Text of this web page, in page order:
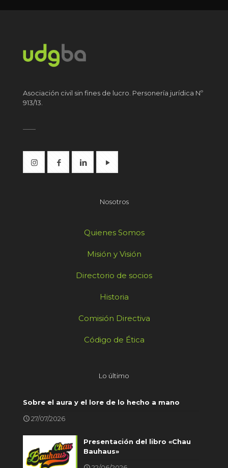
Asociación civil sin fines de lucro. Personería jurídica Nº
913/13.
Nosotros
Quienes Somos
Misión y Visión
Directorio de socios
Historia
Comisión Directiva
Código de Ética
Lo último
Sobre el aura y el lore de lo hecho a mano
27/07/2026
Presentación del libro «Chau
Bauhaus»